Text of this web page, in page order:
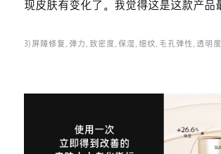
现皮肤有变化了。我觉得这是这款产品
3) 屏障修复, 弹力, 致密度, 保湿, 细纹, 毛孔弹性, 透明